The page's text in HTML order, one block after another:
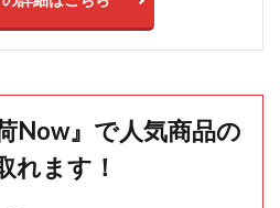
Now』で人気商品の
れます！